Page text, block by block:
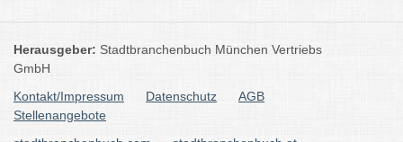
Herausgeber: Stadtbranchenbuch München Vertriebs
GmbH
Kontakt/Impressum
Datenschutz
AGB
Stellenangebote